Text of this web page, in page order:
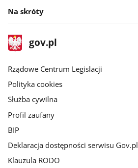
Na skróty
stopka
gov.plStrona
gov.pl
Rządowe Centrum Legislacji
Polityka cookies
Służba cywilna
Profil zaufany
BIP
Deklaracja dostępności serwisu Gov.pl
Klauzula RODO